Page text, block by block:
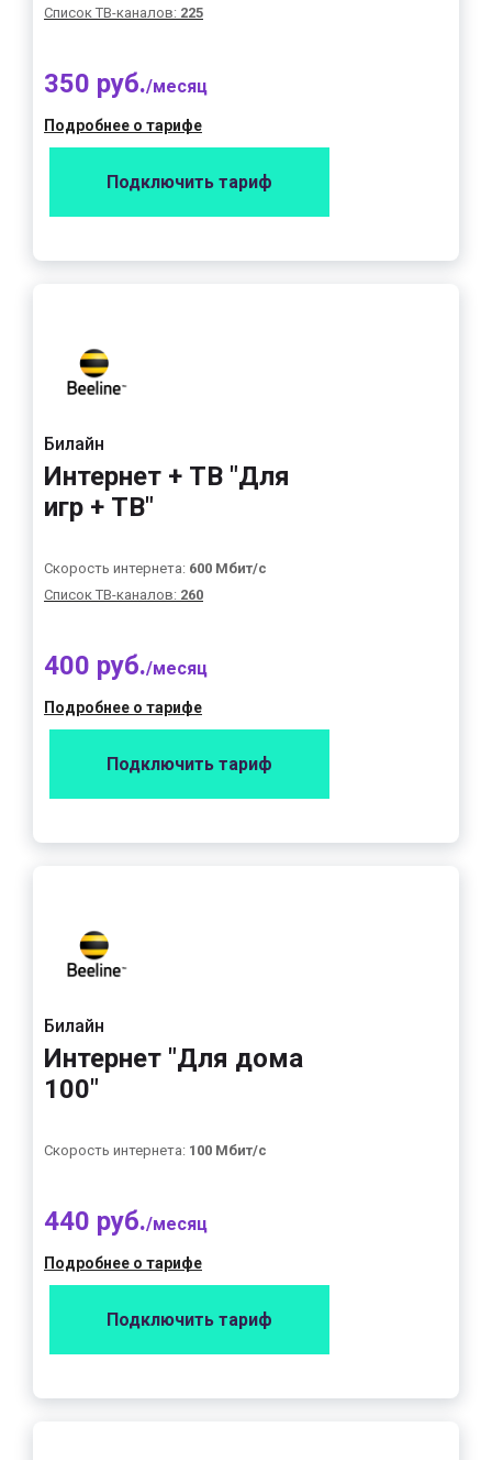
Список ТВ-каналов: 225
350 руб./месяц
Подробнее о тарифе
Подключить тариф
Билайн
Интернет + ТВ "Для
игр + ТВ"
Скорость интернета: 600 Мбит/с
Список ТВ-каналов: 260
400 руб./месяц
Подробнее о тарифе
Подключить тариф
Билайн
Интернет "Для дома
100"
Скорость интернета: 100 Мбит/с
440 руб./месяц
Подробнее о тарифе
Подключить тариф